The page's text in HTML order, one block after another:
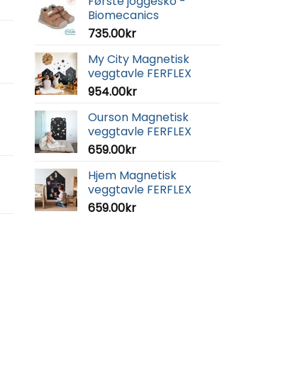
Biomecanics
735.00kr
My City Magnetisk
veggtavle FERFLEX
954.00kr
Ourson Magnetisk
veggtavle FERFLEX
659.00kr
Hjem Magnetisk
veggtavle FERFLEX
659.00kr